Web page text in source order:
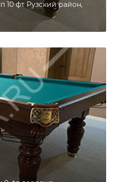
10 фт Рузский район,